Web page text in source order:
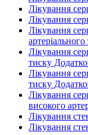
Лікування
Лікування
Лікування
Лікування
тиску
Лікування
тиску
Лікування
високого
Лікування
Лікування